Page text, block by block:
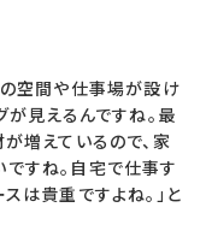
の空間や仕事場が設け
が見えるんですね。最
増えているので、家
すね。自宅で仕事す
は貴重ですよね。」と